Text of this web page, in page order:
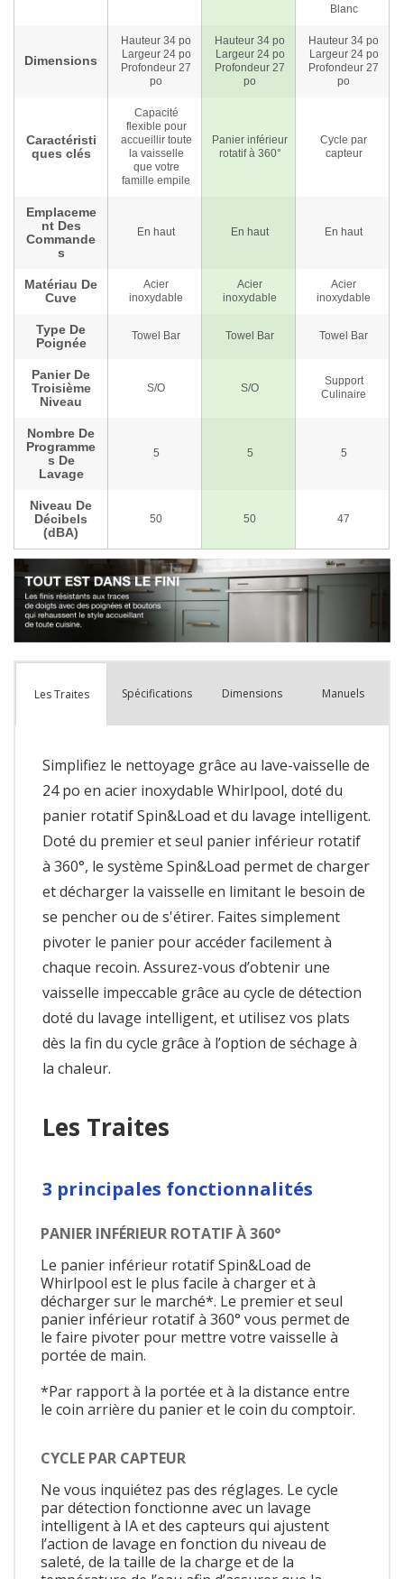
Les Traites Spécifications Dimensions Manuels
Simplifiez le nettoyage grâce au lave-vaisselle de
24 po en acier inoxydable Whirlpool, doté du
panier rotatif Spin&Load et du lavage intelligent.
Doté du premier et seul panier inférieur rotatif
à 360°, le système Spin&Load permet de charger
et décharger la vaisselle en limitant le besoin de
se pencher ou de s'étirer. Faites simplement
pivoter le panier pour accéder facilement à
chaque recoin. Assurez-vous d’obtenir une
vaisselle impeccable grâce au cycle de détection
doté du lavage intelligent, et utilisez vos plats
dès la fin du cycle grâce à l’option de séchage à
la chaleur.
Les Traites
3 principales fonctionnalités
PANIER INFÉRIEUR ROTATIF À 360°
Le panier inférieur rotatif Spin&Load de
Whirlpool est le plus facile à charger et à
décharger sur le marché*. Le premier et seul
panier inférieur rotatif à 360° vous permet de
le faire pivoter pour mettre votre vaisselle à
portée de main.
*Par rapport à la portée et à la distance entre
le coin arrière du panier et le coin du comptoir.
CYCLE PAR CAPTEUR
Ne vous inquiétez pas des réglages. Le cycle
par détection fonctionne avec un lavage
intelligent à IA et des capteurs qui ajustent
l’action de lavage en fonction du niveau de
saleté, de la taille de la charge et de la